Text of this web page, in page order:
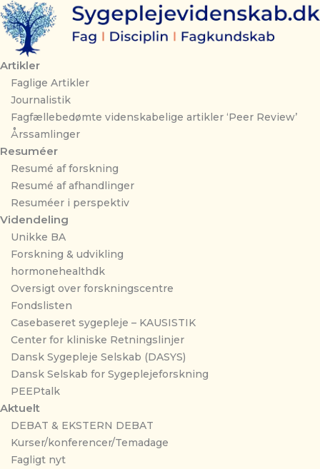
Gå
til
indholdet
Artikler
Faglige Artikler
Journalistik
Fagfællebedømte videnskabelige artikler ‘Peer Review’
Årssamlinger
Resuméer
Resumé af forskning
Resumé af afhandlinger
Resuméer i perspektiv
Videndeling
Unikke BA
Forskning & udvikling
hormonehealthdk
Oversigt over forskningscentre
Fondslisten
Casebaseret sygepleje – KAUSISTIK
Center for kliniske Retningslinjer
Dansk Sygepleje Selskab (DASYS)
Dansk Selskab for Sygeplejeforskning
PEEPtalk
Aktuelt
DEBAT & EKSTERN DEBAT
Kurser/konferencer/Temadage
Fagligt nyt